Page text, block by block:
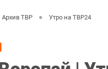
Архив ТВР Утро на ТВР24